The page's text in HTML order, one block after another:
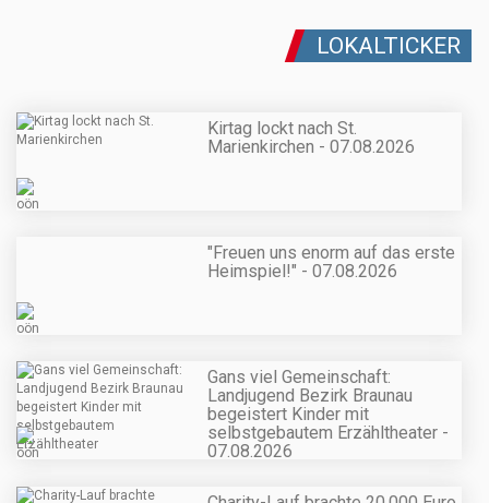
LOKALTICKER
Kirtag lockt nach St.
Marienkirchen - 07.08.2026
"Freuen uns enorm auf das erste
Heimspiel!" - 07.08.2026
Gans viel Gemeinschaft:
Landjugend Bezirk Braunau
begeistert Kinder mit
selbstgebautem Erzähltheater -
07.08.2026